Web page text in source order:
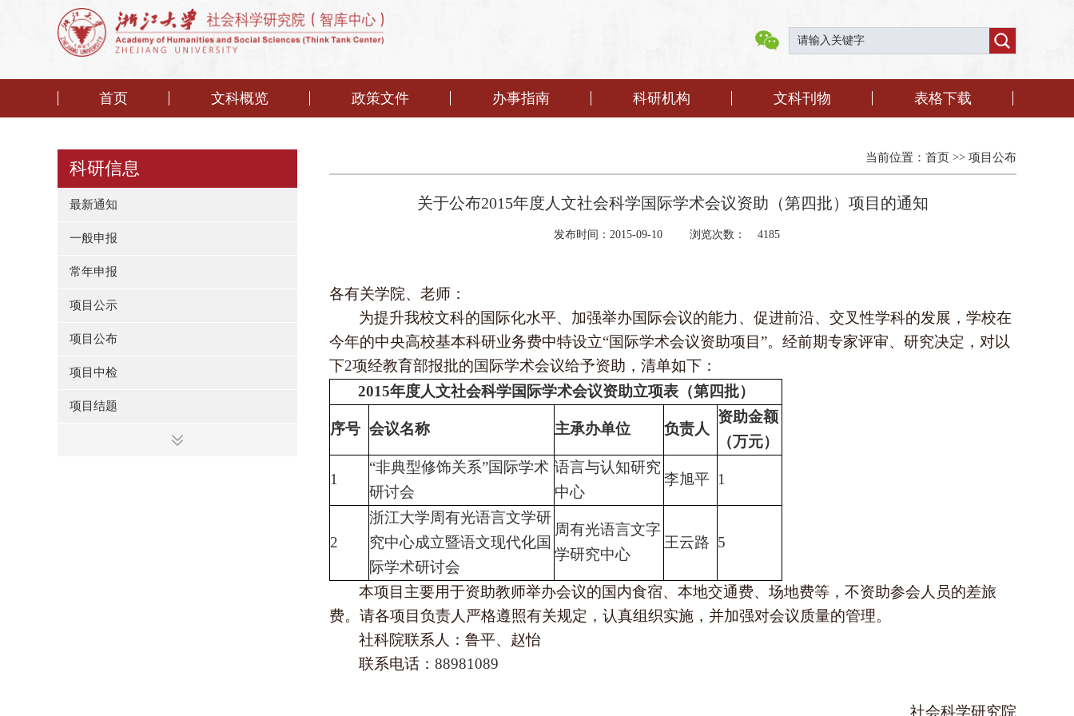
首页 文科概览 政策文件 办事指南 科研机构 文科刊物 表格下载
科研信息
最新通知
一般申报
常年申报
项目公示
项目公布
项目中检
项目结题
当前位置： 首页 >> 项目公布
关于公布2015年度人文社会科学国际学术会议资助（第四批）项目的通知
发布时间：2015-09-10 浏览次数： 4185
各有关学院、老师：
为提升我校文科的国际化水平、加强举办国际会议的能力、促进前沿、交叉性学科的发展，学校在
今年的中央高校基本科研业务费中特设立“国际学术会议资助项目”。经前期专家评审、研究决定，对以
下2项经教育部报批的国际学术会议给予资助，清单如下：
2015年度人文社会科学国际学术会议资助立项表（第四批）
序号 会议名称 主承办单位 负责人
资助金额
（万元）
1
“非典型修饰关系”国际学术
研讨会
语言与认知研究
中心
李旭平 1
2
浙江大学周有光语言文学研
究中心成立暨语文现代化国
际学术研讨会
周有光语言文字
学研究中心
王云路 5
本项目主要用于资助教师举办会议的国内食宿、本地交通费、场地费等，不资助参会人员的差旅
费。请各项目负责人严格遵照有关规定，认真组织实施，并加强对会议质量的管理。
社科院联系人：鲁平、赵怡
联系电话：88981089
社会科学研究院